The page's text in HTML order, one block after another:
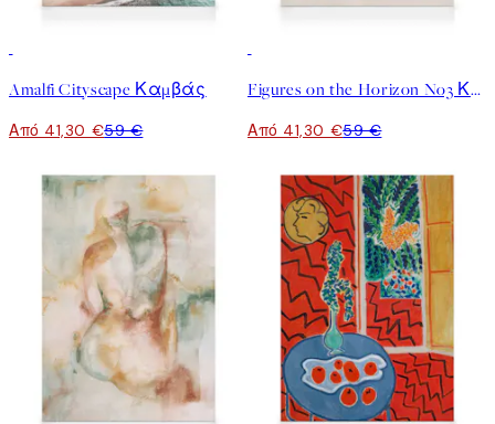
Amalfi Cityscape Καμβάς
Από 41,30 €59 €
Figures on the Horizon No3 Καμβάς
Από 41,30 €59 €